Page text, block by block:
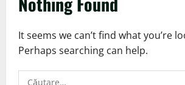
It seems we can’t find what you’re
Perhaps searching can help.
Caută